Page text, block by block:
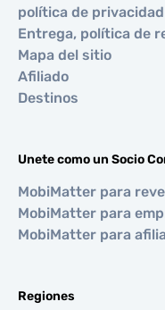
política de privacidad
Entrega, política de
Mapa del sitio
Afiliado
Destinos
Unete como un Socio
MobiMatter para
MobiMatter para
MobiMatter para
Regiones